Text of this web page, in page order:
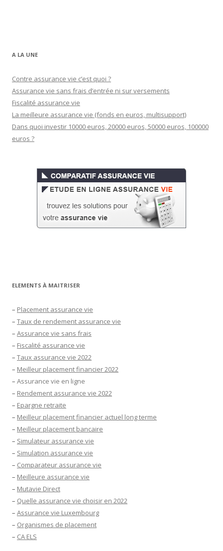
A LA UNE
Contre assurance vie c’est quoi ?
Assurance vie sans frais d’entrée ni sur versements
Fiscalité assurance vie
La meilleure assurance vie (fonds en euros, multisupport)
Dans quoi investir 10000 euros, 20000 euros, 50000 euros, 100000
euros ?
ELEMENTS À MAITRISER
– Placement assurance vie
– Taux de rendement assurance vie
– Assurance vie sans frais
– Fiscalité assurance vie
– Taux assurance vie 2022
– Meilleur placement financier 2022
– Assurance vie en ligne
– Rendement assurance vie 2022
– Epargne retraite
– Meilleur placement financier actuel long terme
– Meilleur placement bancaire
– Simulateur assurance vie
– Simulation assurance vie
– Comparateur assurance vie
– Meilleure assurance vie
– Mutavie Direct
– Quelle assurance vie choisir en 2022
– Assurance vie Luxembourg
– Organismes de placement
– CA ELS